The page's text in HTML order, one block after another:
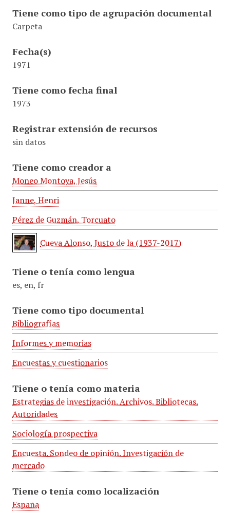
Tiene como tipo de agrupación documental
Carpeta
Fecha(s)
1971
Tiene como fecha final
1973
Registrar extensión de recursos
sin datos
Tiene como creador a
Moneo Montoya, Jesús
Janne, Henri
Pérez de Guzmán, Torcuato
Cueva Alonso, Justo de la (1937-2017)
Tiene o tenía como lengua
es, en, fr
Tiene como tipo documental
Bibliografías
Informes y memorias
Encuestas y cuestionarios
Tiene o tenía como materia
Estrategias de investigación. Archivos. Bibliotecas.
Autoridades
Sociología prospectiva
Encuesta. Sondeo de opinión. Investigación de
mercado
Tiene o tenía como localización
España